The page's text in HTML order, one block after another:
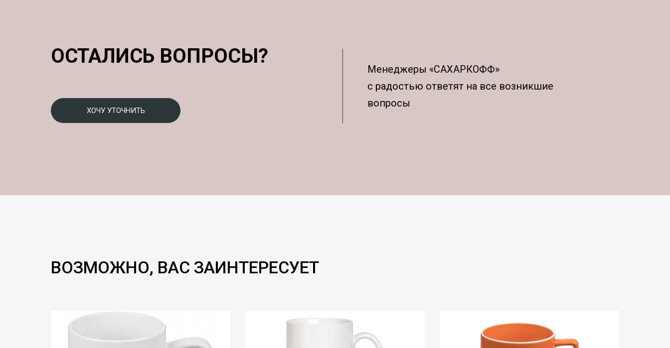
ОСТАЛИСЬ ВОПРОСЫ?
ХОЧУ УТОЧНИТЬ
Менеджеры «САХАРКОФФ»
с радостью ответят на все возникшие
вопросы
ВОЗМОЖНО, ВАС ЗАИНТЕРЕСУЕТ